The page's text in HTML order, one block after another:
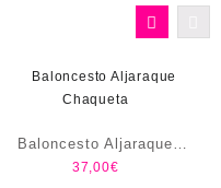
Baloncesto Aljaraque
Chaqueta
37,00€